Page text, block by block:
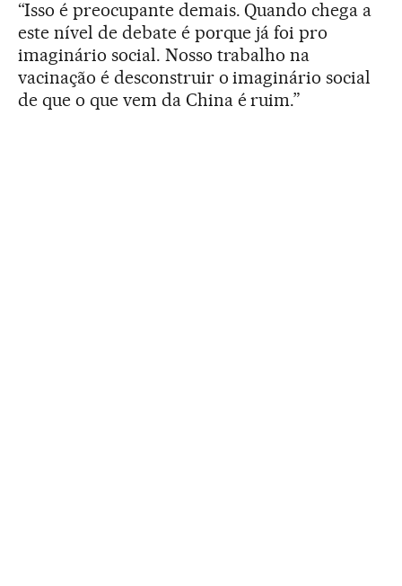
“Isso é preocupante demais. Quando chega a
este nível de debate é porque já foi pro
imaginário social. Nosso trabalho na
vacinação é desconstruir o imaginário social
de que o que vem da China é ruim.”